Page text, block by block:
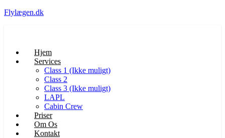
Flylægen.dk
Hjem
Services
Class 1 (Ikke muligt)
Class 2
Class 3 (Ikke muligt)
LAPL
Cabin Crew
Priser
Om Os
Kontakt